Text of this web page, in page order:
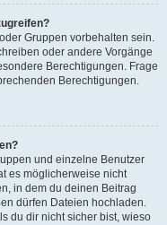
Gruppen vorbehalten sein.
oder andere Vorgänge
Berechtigungen. Frage
Berechtigungen.
und einzelne Benutzer
es möglicherweise nicht
in dem du deinen Beitrag
dürfen Dateien hochladen.
du dir nicht sicher bist, wieso